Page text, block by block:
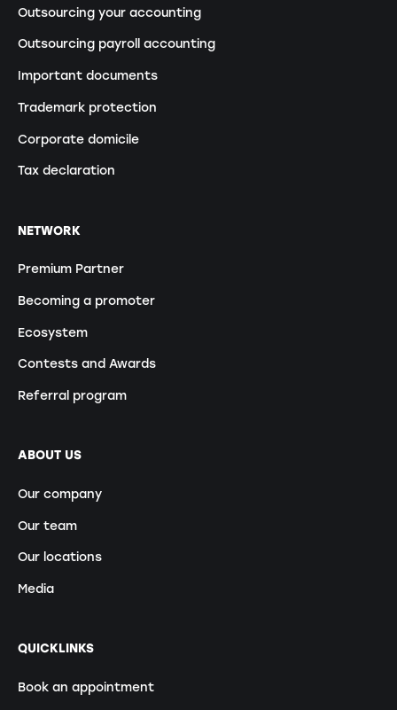
Outsourcing your accounting
Outsourcing payroll accounting
Important documents
Trademark protection
Corporate domicile
Tax declaration
NETWORK
Premium Partner
Becoming a promoter
Ecosystem
Contests and Awards
Referral program
ABOUT US
Our company
Our team
Our locations
Media
QUICKLINKS
Book an appointment